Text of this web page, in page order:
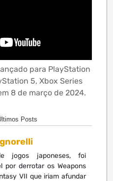
para PlayStation
5, Xbox Series
8 de março de 2024.
Posts
jogos japoneses, foi
por derrotar os Weapons
VII que iriam afundar